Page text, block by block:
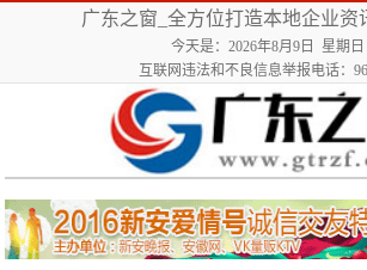
广东之窗_全方位打造本地企业资
今天是：2026年8月9日 星期日
互联网违法和不良信息举报电话：